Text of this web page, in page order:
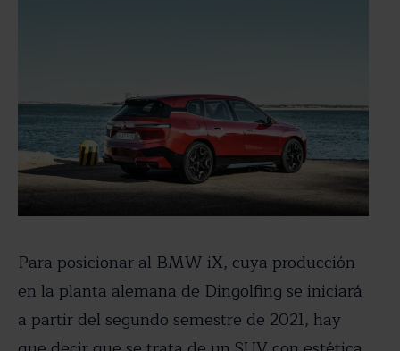
Para posicionar al BMW iX, cuya producción
en la planta alemana de Dingolfing se iniciará
a partir del segundo semestre de 2021, hay